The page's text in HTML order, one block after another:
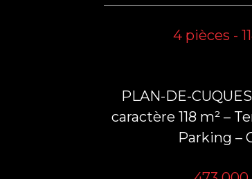
4 pièces -
PLAN-DE-
caractère 118 m² –
Parking –